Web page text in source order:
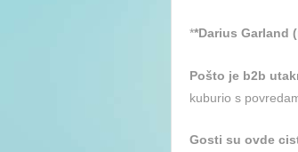
**Darius Garland
Pošto je b2b
kuburio s
Gosti su ovde